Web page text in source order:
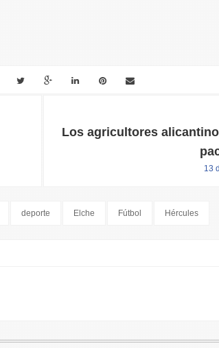
Los agricultores
13
deporte Elche Fútbol Hércules